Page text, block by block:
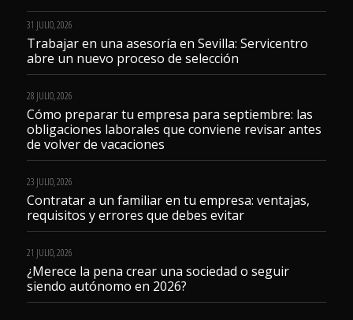
31 JULIO, 2026
Trabajar en una asesoría en Sevilla: Servicentro
abre un nuevo proceso de selección
28 JULIO, 2026
Cómo preparar tu empresa para septiembre: las
obligaciones laborales que conviene revisar antes
de volver de vacaciones
23 JULIO, 2026
Contratar a un familiar en tu empresa: ventajas,
requisitos y errores que debes evitar
21 JULIO, 2026
¿Merece la pena crear una sociedad o seguir
siendo autónomo en 2026?